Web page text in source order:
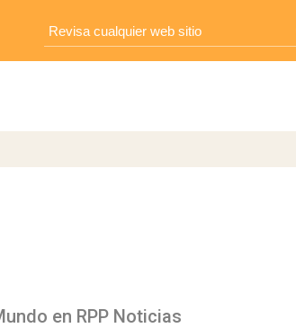
en RPP Noticias